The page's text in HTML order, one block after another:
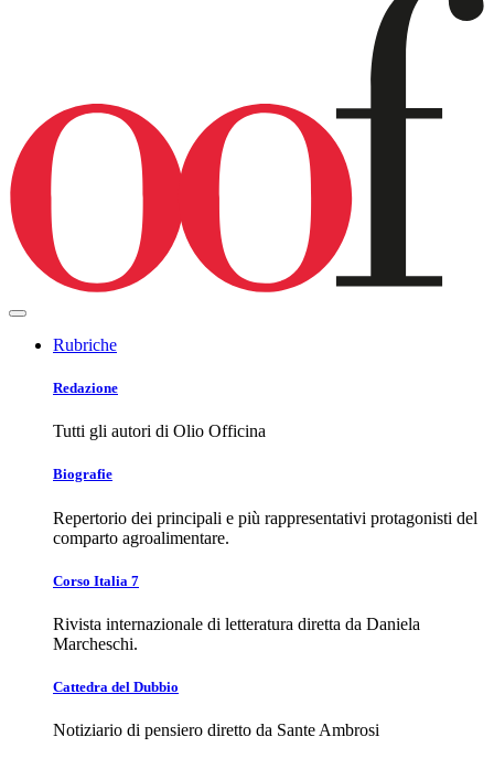
Rubriche
Redazione
Tutti gli autori di Olio Officina
Biografie
Repertorio dei principali e più rappresentativi protagonisti del
comparto agroalimentare.
Corso Italia 7
Rivista internazionale di letteratura diretta da Daniela
Marcheschi.
Cattedra del Dubbio
Notiziario di pensiero diretto da Sante Ambrosi